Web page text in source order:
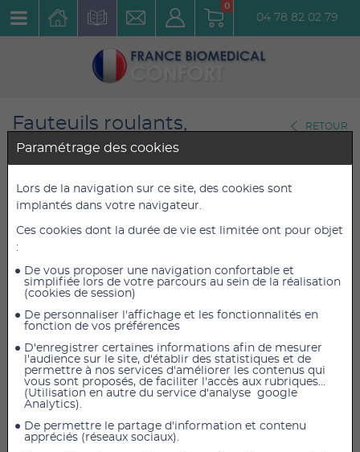
0
04 78 82 02 79
Fauteuils roulants,
Scooters,Tricycles
Fauteuils roulants légers
RETOUR
Fauteuil roulant manuel léger
V500 Bleu assise 50 cm,
Réf. : FRMLV500BI50
673,05 € TTC 673,05 €
Fauteuil roulant manuel léger V500 Bleu assise 50
Paramétrage des cookies
Lors de la navigation sur ce site, des cookies sont
implantés dans votre navigateur.
Ces cookies dont la durée de vie est limitée ont pour objet
:
De vous proposer une navigation confortable et
simplifiée lors de votre parcours au sein de la réalisation
(cookies de session)
De personnaliser l'affichage et les fonctionnalités en
fonction de vos préférences
D'enregistrer certaines informations afin de mesurer
l'audience sur le site, d'établir des statistiques et de
permettre à nos services d'améliorer les contenus qui
vous sont proposés, de faciliter l'accès aux rubriques...
(Utilisation en autre du service d'analyse google
Analytics).
De permettre le partage d'information et contenu
appréciés (réseaux sociaux).